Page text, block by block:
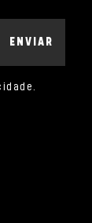
ENVIAR
.